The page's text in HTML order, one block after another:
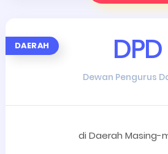
DAERAH DPD
Dewan Pengurus
di Daerah Masing-